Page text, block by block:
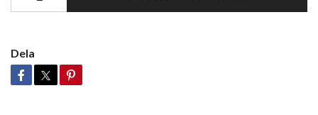
Dela